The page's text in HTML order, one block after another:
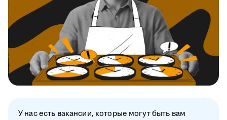
У нас есть вакансии, которые могут быть вам